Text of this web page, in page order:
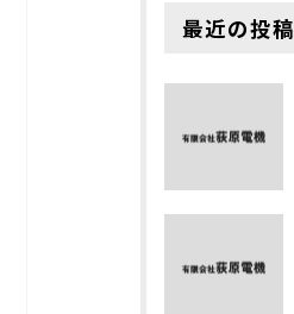
最近の投稿